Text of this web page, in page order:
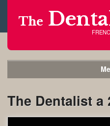
The
The Dentalist a